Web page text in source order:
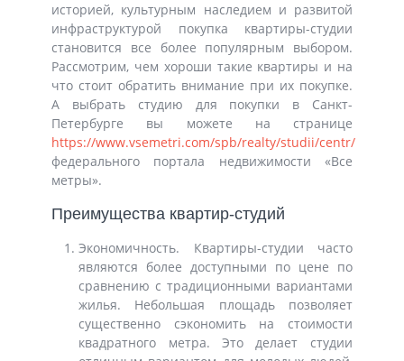
историей, культурным наследием и развитой
инфраструктурой покупка квартиры-студии
становится все более популярным выбором.
Рассмотрим, чем хороши такие квартиры и на
что стоит обратить внимание при их покупке.
А выбрать студию для покупки в Санкт-
Петербурге вы можете на странице
https://www.vsemetri.com/spb/realty/studii/centr/
федерального портала недвижимости «Все
метры».
Преимущества квартир-студий
Экономичность. Квартиры-студии часто
являются более доступными по цене по
сравнению с традиционными вариантами
жилья. Небольшая площадь позволяет
существенно сэкономить на стоимости
квадратного метра. Это делает студии